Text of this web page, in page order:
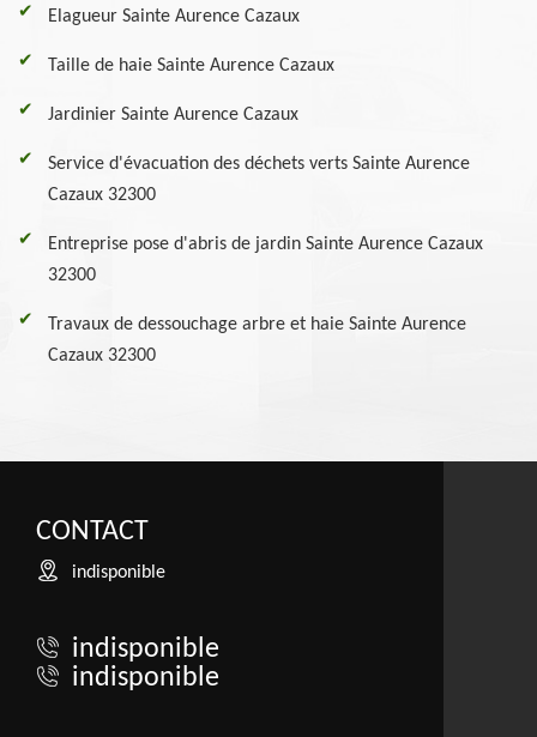
Elagueur Sainte Aurence Cazaux
Taille de haie Sainte Aurence Cazaux
Jardinier Sainte Aurence Cazaux
Service d'évacuation des déchets verts Sainte Aurence
Cazaux 32300
Entreprise pose d'abris de jardin Sainte Aurence Cazaux
32300
Travaux de dessouchage arbre et haie Sainte Aurence
Cazaux 32300
CONTACT
indisponible
indisponible
indisponible